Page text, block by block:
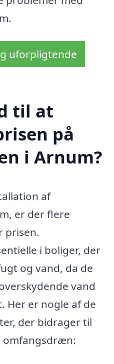
uforpligtende
til at
på
i Arnum?
af
er der flere
prisen.
i boliger, der
og vand, da de
vand
Her er nogle af de
der bidrager til
omfangsdræn: